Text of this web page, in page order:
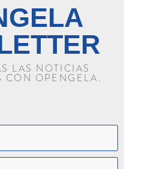
LAS NOTICIAS
CON OPENGELA.